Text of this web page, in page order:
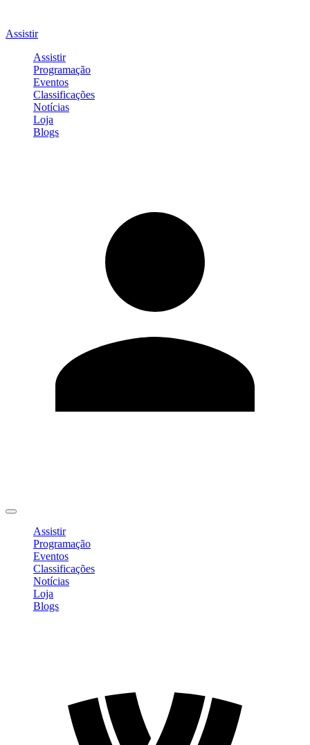
Assistir
Assistir
Programação
Eventos
Classificações
Notícias
Loja
Blogs
Assistir
Programação
Eventos
Classificações
Notícias
Loja
Blogs